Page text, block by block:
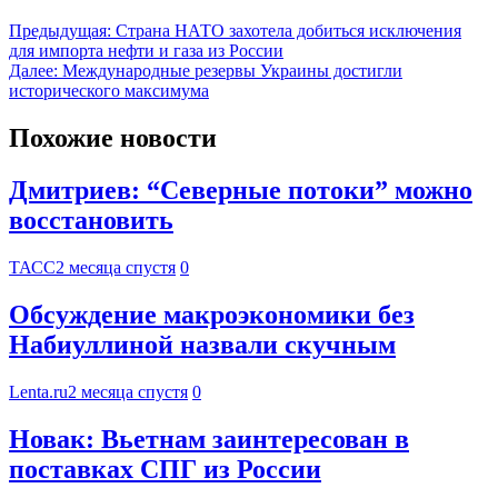
Предыдущая: Страна НАТО захотела добиться исключения
для импорта нефти и газа из России
Далее: Международные резервы Украины достигли
исторического максимума
Похожие новости
Дмитриев: “Северные потоки” можно
восстановить
ТАСС2 месяца спустя 0
Обсуждение макроэкономики без
Набиуллиной назвали скучным
Lenta.ru2 месяца спустя 0
Новак: Вьетнам заинтересован в
поставках СПГ из России